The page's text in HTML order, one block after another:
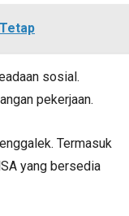
sosial.
pekerjaan.
Termasuk
yang bersedia